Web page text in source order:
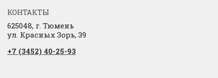
КОНТАКТЫ
625048, г. Тюмень
ул. Красных Зорь, 39
+7 (3452) 40-25-93